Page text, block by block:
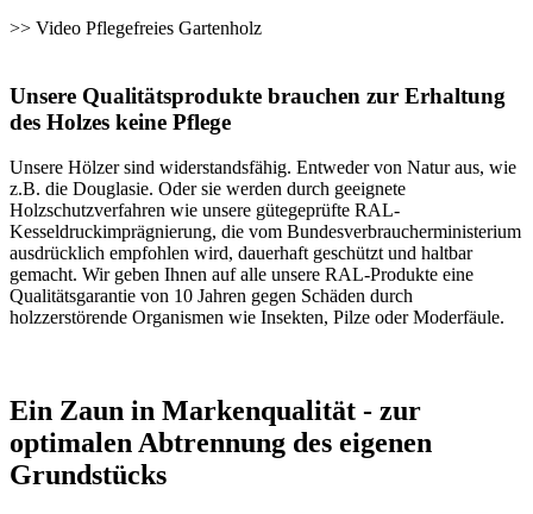
>> Video Pflegefreies Gartenholz
Unsere Qualitätsprodukte brauchen zur Erhaltung
des Holzes keine Pflege
Unsere Hölzer sind widerstandsfähig. Entweder von Natur aus, wie
z.B. die Douglasie. Oder sie werden durch geeignete
Holzschutzverfahren wie unsere gütegeprüfte RAL-
Kesseldruckimprägnierung, die vom Bundesverbraucherministerium
ausdrücklich empfohlen wird, dauerhaft geschützt und haltbar
gemacht. Wir geben Ihnen auf alle unsere RAL-Produkte eine
Qualitätsgarantie von 10 Jahren gegen Schäden durch
holzzerstörende Organismen wie Insekten, Pilze oder Moderfäule.
Ein Zaun in Markenqualität - zur
optimalen Abtrennung des eigenen
Grundstücks